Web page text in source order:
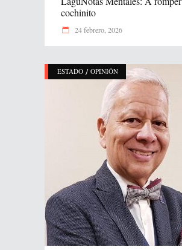
cochinito
24 febrero, 2026
ESTADO / OPINIÓN